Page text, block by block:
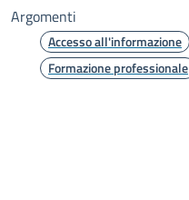
Argomenti
Accesso all'informazione
Formazione professionale